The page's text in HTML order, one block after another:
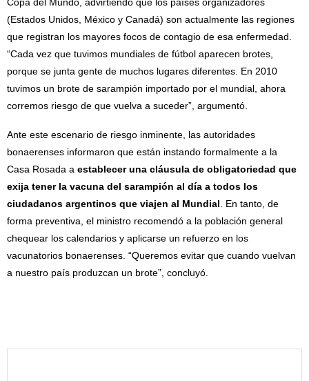
(Estados Unidos, México y Canadá) son actualmente las regiones
que registran los mayores focos de contagio de esa enfermedad.
“Cada vez que tuvimos mundiales de fútbol aparecen brotes,
porque se junta gente de muchos lugares diferentes. En 2010
tuvimos un brote de sarampión importado por el mundial, ahora
corremos riesgo de que vuelva a suceder”, argumentó.
Ante este escenario de riesgo inminente, las autoridades
bonaerenses informaron que están instando formalmente a la
Casa Rosada a establecer una cláusula de obligatoriedad que
exija tener la vacuna del sarampión al día a todos los
ciudadanos argentinos que viajen al Mundial . En tanto, de
forma preventiva, el ministro recomendó a la población general
chequear los calendarios y aplicarse un refuerzo en los
vacunatorios bonaerenses. “Queremos evitar que cuando vuelvan
a nuestro país produzcan un brote”, concluyó.